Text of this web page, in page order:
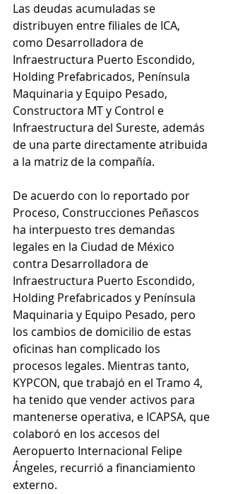
Las deudas acumuladas se
distribuyen entre filiales de ICA,
como Desarrolladora de
Infraestructura Puerto Escondido,
Holding Prefabricados, Península
Maquinaria y Equipo Pesado,
Constructora MT y Control e
Infraestructura del Sureste, además
de una parte directamente atribuida
a la matriz de la compañía.
De acuerdo con lo reportado por
Proceso, Construcciones Peñascos
ha interpuesto tres demandas
legales en la Ciudad de México
contra Desarrolladora de
Infraestructura Puerto Escondido,
Holding Prefabricados y Península
Maquinaria y Equipo Pesado, pero
los cambios de domicilio de estas
oficinas han complicado los
procesos legales. Mientras tanto,
KYPCON, que trabajó en el Tramo 4,
ha tenido que vender activos para
mantenerse operativa, e ICAPSA, que
colaboró en los accesos del
Aeropuerto Internacional Felipe
Ángeles, recurrió a financiamiento
externo.